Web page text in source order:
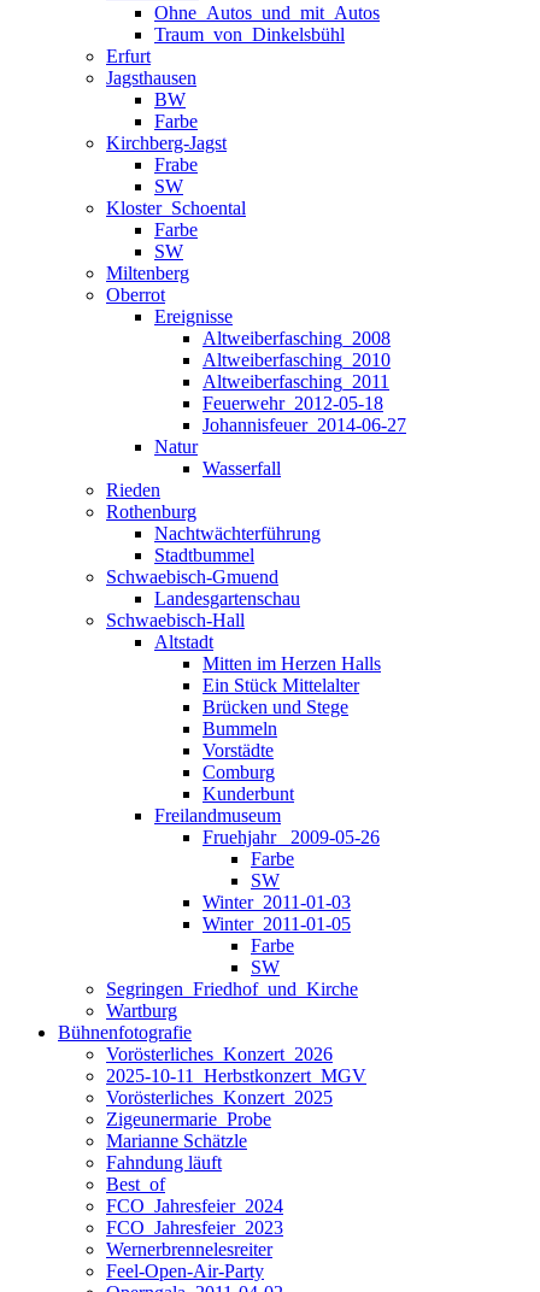
Ohne_Autos_und_mit_Autos
Traum_von_Dinkelsbühl
Erfurt
Jagsthausen
BW
Farbe
Kirchberg-Jagst
Frabe
SW
Kloster_Schoental
Farbe
SW
Miltenberg
Oberrot
Ereignisse
Altweiberfasching_2008
Altweiberfasching_2010
Altweiberfasching_2011
Feuerwehr_2012-05-18
Johannisfeuer_2014-06-27
Natur
Wasserfall
Rieden
Rothenburg
Nachtwächterführung
Stadtbummel
Schwaebisch-Gmuend
Landesgartenschau
Schwaebisch-Hall
Altstadt
Mitten im Herzen Halls
Ein Stück Mittelalter
Brücken und Stege
Bummeln
Vorstädte
Comburg
Kunderbunt
Freilandmuseum
Fruehjahr _2009-05-26
Farbe
SW
Winter_2011-01-03
Winter_2011-01-05
Farbe
SW
Segringen_Friedhof_und_Kirche
Wartburg
Bühnenfotografie
Vorösterliches_Konzert_2026
2025-10-11_Herbstkonzert_MGV
Vorösterliches_Konzert_2025
Zigeunermarie_Probe
Marianne Schätzle
Fahndung läuft
Best_of
FCO_Jahresfeier_2024
FCO_Jahresfeier_2023
Wernerbrennelesreiter
Feel-Open-Air-Party